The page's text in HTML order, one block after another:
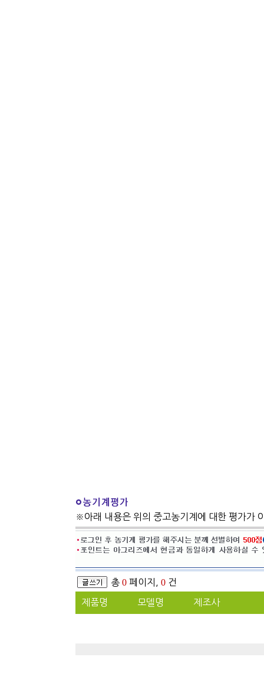
※아래 내용은 위의 중고농기계에 대한 평가가
총 0 페이지, 0 건
제품명 모델명 제조사